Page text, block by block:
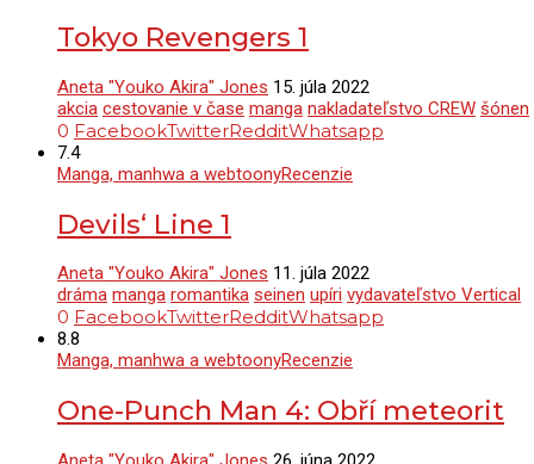
Tokyo Revengers 1
Aneta "Youko Akira" Jones 15. júla 2022
akcia cestovanie v čase manga nakladateľstvo CREW šónen
0 FacebookTwitterRedditWhatsapp
7.4
Manga, manhwa a webtoonyRecenzie
Devils‘ Line 1
Aneta "Youko Akira" Jones 11. júla 2022
dráma manga romantika seinen upíri vydavateľstvo Vertical
0 FacebookTwitterRedditWhatsapp
8.8
Manga, manhwa a webtoonyRecenzie
One-Punch Man 4: Obří meteorit